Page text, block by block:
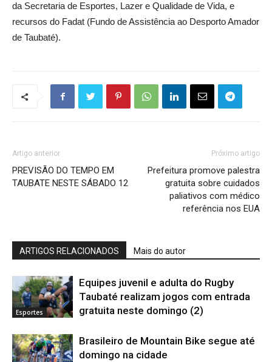
da Secretaria de Esportes, Lazer e Qualidade de Vida, e
recursos do Fadat (Fundo de Assistência ao Desporto Amador
de Taubaté).
Artigo anterior
PREVISÃO DO TEMPO EM
TAUBATE NESTE SÁBADO 12
Próximo artigo
Prefeitura promove palestra
gratuita sobre cuidados
paliativos com médico
referência nos EUA
ARTIGOS RELACIONADOS Mais do autor
Esportes
Equipes juvenil e adulta do Rugby
Taubaté realizam jogos com entrada
gratuita neste domingo (2)
Brasileiro de Mountain Bike segue até
domingo na cidade